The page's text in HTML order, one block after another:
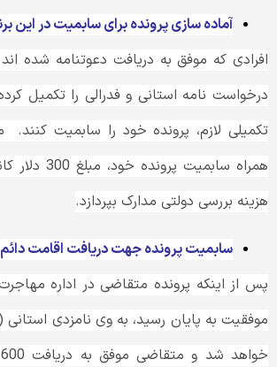
آماده سازی پرونده برای سابمیت در این
افرادی که موفق به دریافت دعوتنامه شده
درخواست نامه استانی و فدرالی را تکمیل
تکمیلی لازم، پرونده خود را سابمیت
همراه سابمیت
هزینه بررسی دولتی مدارک بپردازد.
سابمیت پرونده جهت دریافت اقامت دائم
پس از اینکه پرونده متقاضی در اداره